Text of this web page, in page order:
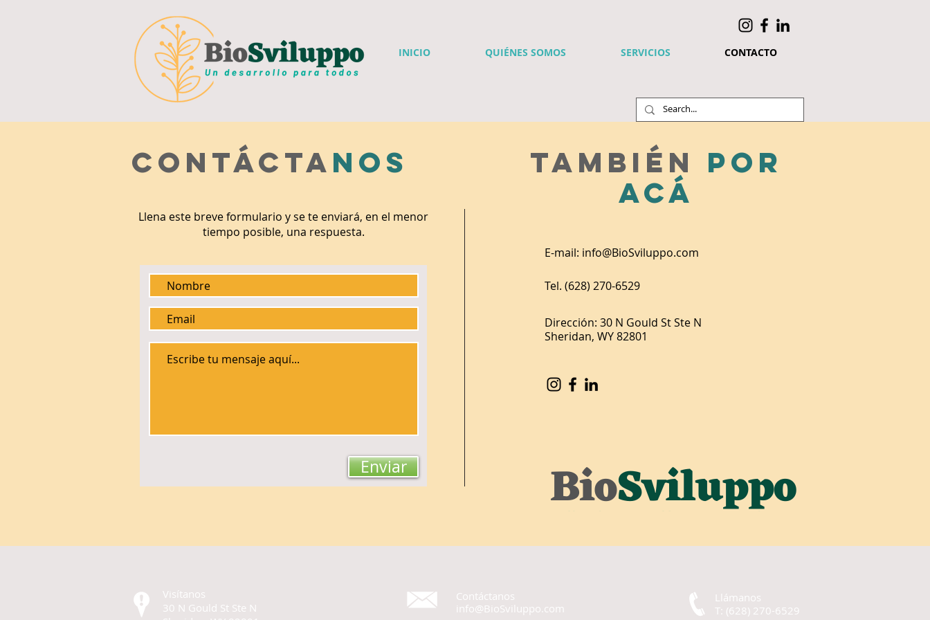
INICIO QUIÉNES SOMOS SERVICIOS CONTACTO
CONTáCTAnOs
Llena este breve formulario y se te enviará, en el menor
tiempo posible, una respuesta.
Enviar
También por
acá
E-mail: info@BioSviluppo.com
Tel. (628) 270-6529
Dirección: 30 N Gould St Ste N
Sheridan, WY 82801
Visítanos
30 N Gould St Ste N
Contáctanos
info@BioSviluppo.com
Llámanos
T: (628) 270-6529